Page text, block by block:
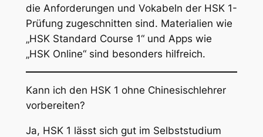
die Anforderungen und Vokabeln der HSK 1-
Prüfung zugeschnitten sind. Materialien wie
„HSK Standard Course 1“ und Apps wie
„HSK Online“ sind besonders hilfreich.
Kann ich den HSK 1 ohne Chinesischlehrer
vorbereiten?
Ja, HSK 1 lässt sich gut im Selbststudium